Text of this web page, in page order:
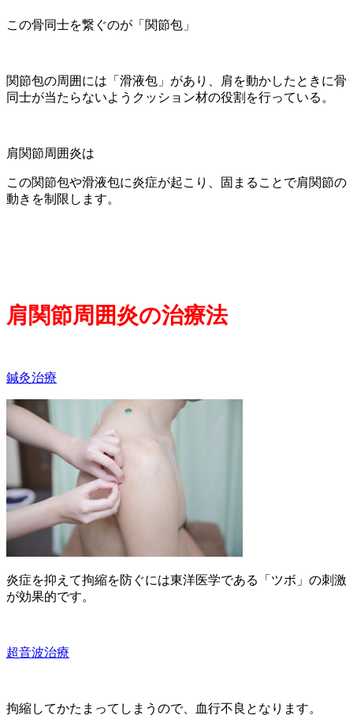
この骨同士を繋ぐのが「関節包」
関節包の周囲には「滑液包」があり、肩を動かしたときに骨
同士が当たらないようクッション材の役割を行っている。
肩関節周囲炎は
この関節包や滑液包に炎症が起こり、固まることで肩関節の
動きを制限します。
肩関節周囲炎の治療法
鍼灸治療
炎症を抑えて拘縮を防ぐには東洋医学である「ツボ」の刺激
が効果的です。
超音波治療
拘縮してかたまってしまうので、血行不良となります。